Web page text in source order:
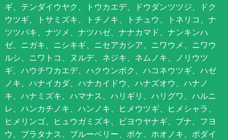
ギ、テンダイウヤク、トウカエデ、ドウダンツツジ、ドク
ウツギ、トサミズキ、トチノキ、トチュウ、トネリコ、ナ
ツツバキ、ナツメ、ナツハゼ、ナナカマド、ナンキンハ
ゼ、ニガキ、ニシキギ、ニセアカシア、ニワウメ、ニワウ
ルシ、ニワトコ、ヌルデ、ネジキ、ネムノキ、ノリウツ
ギ、ハウチワカエデ、ハクウンボク、ハコネウツギ、ハゼ
ノキ、ハナイカダ、ハナカイドウ、ハナズオウ、ハナノ
キ、ハナミズキ、ハマナス、ハリギリ、ハリグワ、ハルニ
レ、ハンカチノキ、ハンノキ、ヒメウツギ、ヒメシャラ、
ヒメリンゴ、ヒュウガミズキ、ビヨウヤナギ、ブナ、フヨ
ウ、プラタナス、ブルーベリー、ボケ、ホオノキ、ボダイ